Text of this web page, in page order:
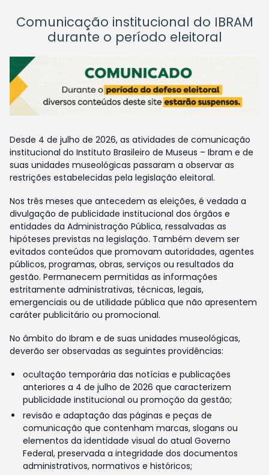
Comunicação institucional do IBRAM
durante o período eleitoral
Desde 4 de julho de 2026, as atividades de comunicação
institucional do Instituto Brasileiro de Museus – Ibram e de
suas unidades museológicas passaram a observar as
restrições estabelecidas pela legislação eleitoral.
Nos três meses que antecedem as eleições, é vedada a
divulgação de publicidade institucional dos órgãos e
entidades da Administração Pública, ressalvadas as
hipóteses previstas na legislação. Também devem ser
evitados conteúdos que promovam autoridades, agentes
públicos, programas, obras, serviços ou resultados da
gestão. Permanecem permitidas as informações
estritamente administrativas, técnicas, legais,
emergenciais ou de utilidade pública que não apresentem
caráter publicitário ou promocional.
No âmbito do Ibram e de suas unidades museológicas,
deverão ser observadas as seguintes providências:
ocultação temporária das notícias e publicações
anteriores a 4 de julho de 2026 que caracterizem
publicidade institucional ou promoção da gestão;
revisão e adaptação das páginas e peças de
comunicação que contenham marcas, slogans ou
elementos da identidade visual do atual Governo
Federal, preservada a integridade dos documentos
administrativos, normativos e históricos;